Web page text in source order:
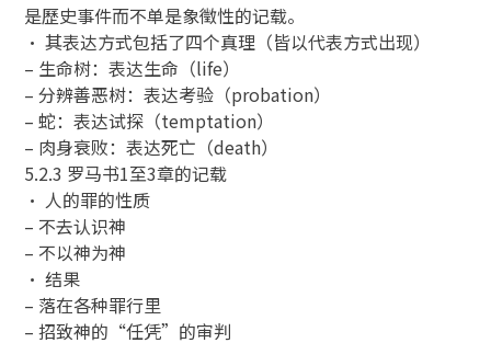
是歷史事件而不单是象徵性的记载。
• 其表达方式包括了四个真理（皆以代表方式出现）
– 生命树：表达生命（life）
– 分辨善恶树：表达考验（probation）
– 蛇：表达试探（temptation）
– 肉身衰败：表达死亡（death）
5.2.3 罗马书1至3章的记载
• 人的罪的性质
– 不去认识神
– 不以神为神
• 结果
– 落在各种罪行里
– 招致神的“任凭”的审判